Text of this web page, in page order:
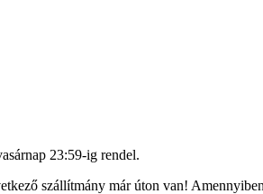
23:59-ig rendel.
szállítmány már úton van!